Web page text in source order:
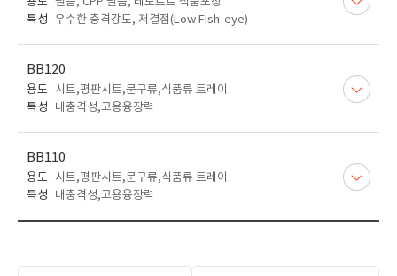
특성 우수한 충격강도, 저결점(Low Fish-eye)
BB120
용도
시트,평판시트,문구류,식품류 트레이
특성
내충격성,고용융장력
BB110
용도
시트,평판시트,문구류,식품류 트레이
특성
내충격성,고용융장력